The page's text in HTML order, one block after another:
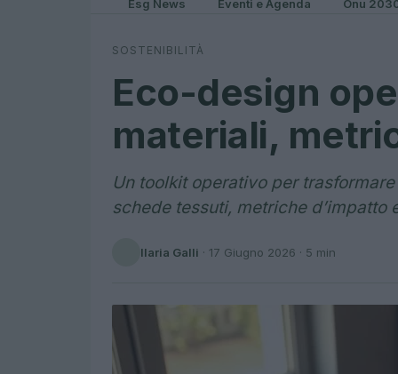
Esg News Eventi e Agenda Onu
SOSTENIBILITÀ
Eco-design
materiali,
Un toolkit operativo per
schede tessuti, metriche
Ilaria Galli · 17 Giugno 2026 · 5 min